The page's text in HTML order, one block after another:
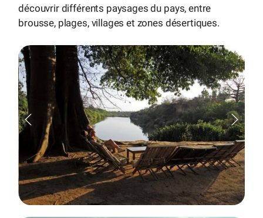
découvrir différents paysages du pays, entre
brousse, plages, villages et zones désertiques.